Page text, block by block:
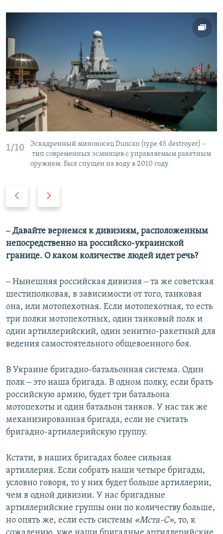
1/10
Эскадренный миноносец Duncan (type 45 destroyer) –
тип современных эсминцев с управляемым ракетным
оружием. Был спущен на воду в 2010 году
ы
д
щ
и
й
с
л
а
д
д
у
ю
и
й
с
л
а
й
‒ Давайте вернемся к дивизиям, расположенным
непосредственно на российско-украинской
границе. О каком количестве людей идет речь?
‒ Нынешняя российская дивизия ‒ та же советская
шестиполковая, в зависимости от того, танковая
она, или мотопехотная. Если мотопехотная, то есть
три полки мотопехотных, один танковый полк и
один артиллерийский, один зенитно-ракетный для
ведения самостоятельного общевоенного боя.
В Украине бригадно-батальонная система. Один
полк ‒ это наша бригада. В одном полку, если брать
российскую армию, будет три батальона
мотопехоты и один батальон танков. У нас так же
механизированная бригада, если не считать
бригадно-артиллерийскую группу.
Кстати, в наших бригадах более сильная
артиллерия. Если собрать наши четыре бригады,
условно говоря, то у них будет больше артиллерии,
чем в одной дивизии. У нас бригадные
артиллерийские группы они по количеству больше,
но опять же, если есть системы «Мста-С», то, к